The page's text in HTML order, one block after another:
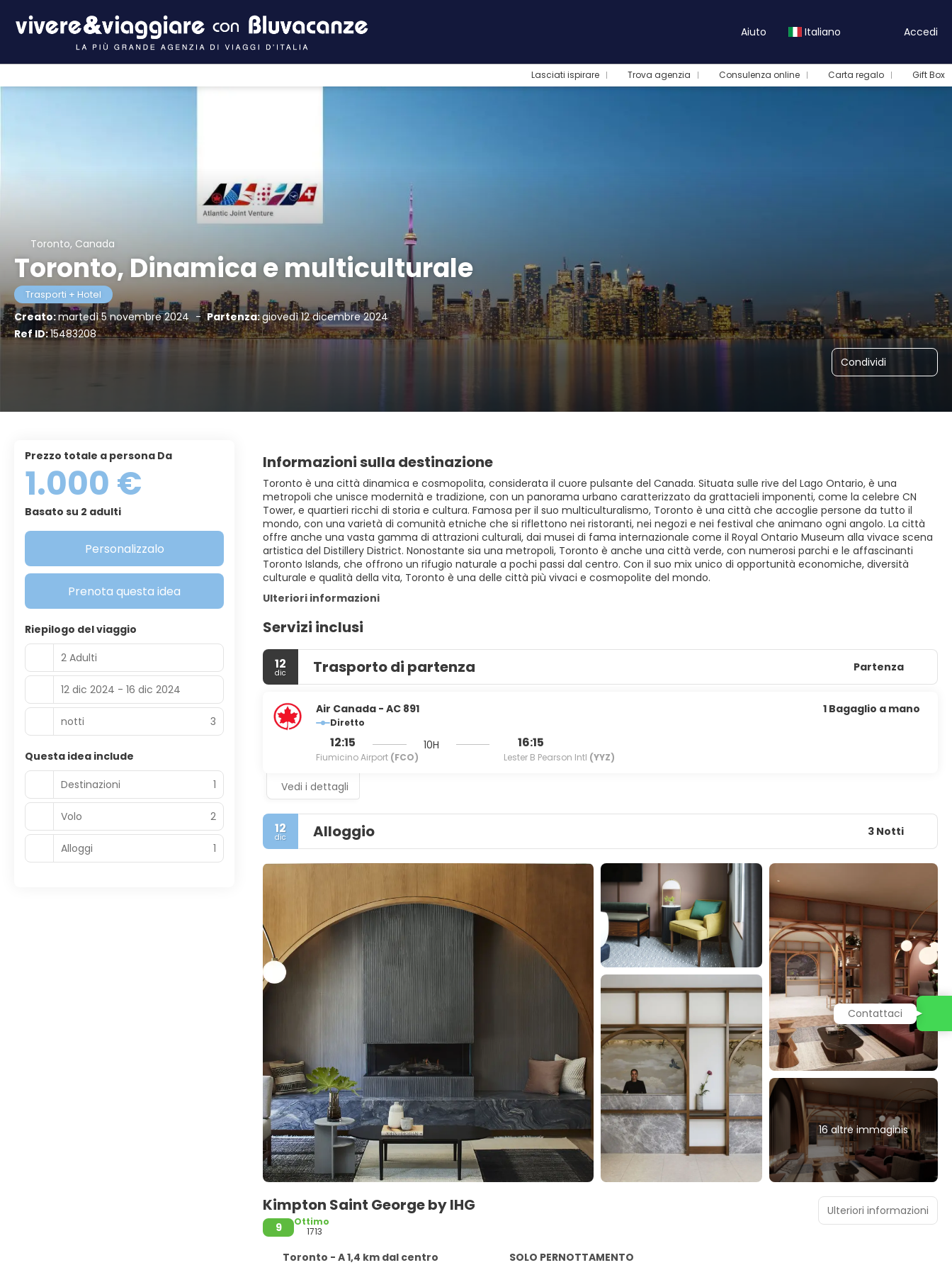
Aiuto Italiano Accedi
Lasciati ispirare Trova agenzia Consulenza online Carta regalo Gift Box
Toronto, Canada
Toronto, Dinamica e multiculturale
Trasporti + Hotel
Creato:martedì 5 novembre 2024 - Partenza:giovedì 12 dicembre 2024
Ref ID:15483208
Condividi
Informazioni sulla destinazione
Toronto è una città dinamica e cosmopolita, considerata il cuore pulsante del Canada. Situata sulle rive del Lago Ontario, è una
metropoli che unisce modernità e tradizione, con un panorama urbano caratterizzato da grattacieli imponenti, come la celebre CN
Tower, e quartieri ricchi di storia e cultura. Famosa per il suo multiculturalismo, Toronto è una città che accoglie persone da tutto il
mondo, con una varietà di comunità etniche che si riflettono nei ristoranti, nei negozi e nei festival che animano ogni angolo. La città
offre anche una vasta gamma di attrazioni culturali, dai musei di fama internazionale come il Royal Ontario Museum alla vivace scena
artistica del Distillery District. Nonostante sia una metropoli, Toronto è anche una città verde, con numerosi parchi e le affascinanti
Toronto Islands, che offrono un rifugio naturale a pochi passi dal centro. Con il suo mix unico di opportunità economiche, diversità
culturale e qualità della vita, Toronto è una delle città più vivaci e cosmopolite del mondo.
Ulteriori informazioni
Servizi inclusi
12
dic Trasporto di partenza Partenza
Air Canada - AC 891
Diretto
12:15
Fiumicino Airport (FCO)
10H 16:15
Lester B Pearson Intl (YYZ)
1 Bagaglio a mano
Vedi i dettagli
12
dic Alloggio 3 Notti
16 altre immaginis
Kimpton Saint George by IHG
9
Ottimo
1713
Toronto - A 1,4 km dal centro
SOLO PERNOTTAMENTO
Ulteriori informazioni
Prezzo totale a persona Da
1.000 €
Basato su 2 adulti
Personalizzalo
Prenota questa idea
Riepilogo del viaggio
2 Adulti
12 dic 2024 - 16 dic 2024
notti 3
Questa idea include
Destinazioni
1
Volo 2
Alloggi 1
Contattaci